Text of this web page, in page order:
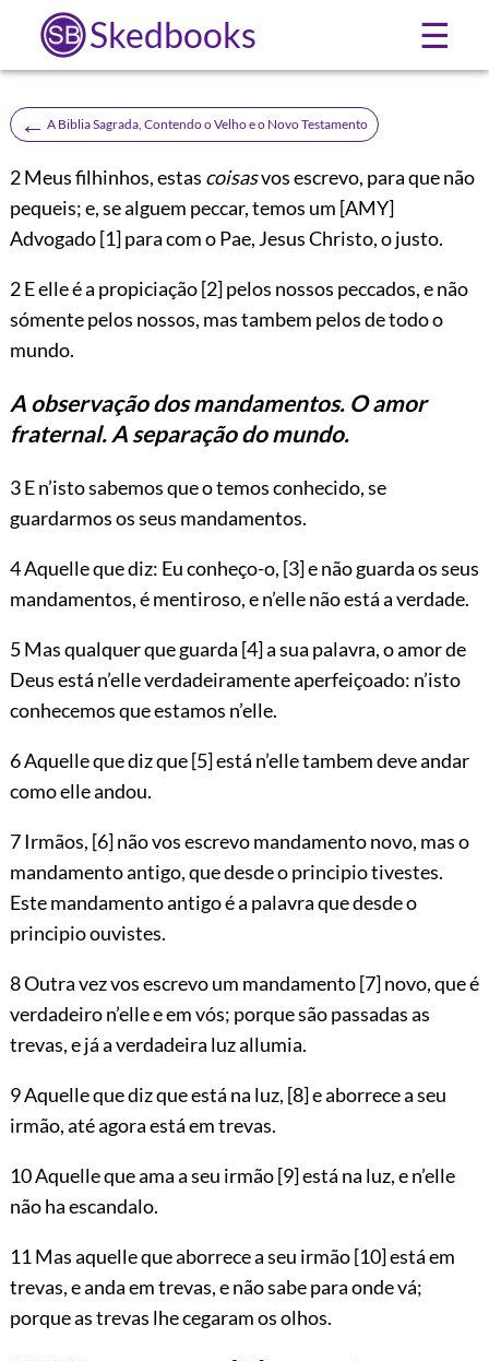
Skedbooks ☰
← A Biblia Sagrada, Contendo o Velho e o Novo Testamento
2Meus filhinhos, estas coisasvos escrevo, para que não
pequeis; e, se alguem peccar, temos um [AMY]
Advogado[1]para com o Pae, Jesus Christo, o justo.
2 E elle é a propiciação[2]pelos nossos peccados, e não
sómente pelos nossos, mas tambem pelos de todo o
mundo.
A observação dos mandamentos. O amor
fraternal. A separação do mundo.
3 E n’isto sabemos que o temos conhecido, se
guardarmos os seus mandamentos.
4 Aquelle que diz: Eu conheço-o, [3]e não guarda os seus
mandamentos, é mentiroso, e n’elle não está a verdade.
5 Mas qualquer que guarda [4]a sua palavra, o amor de
Deus está n’elle verdadeiramente aperfeiçoado: n’isto
conhecemos que estamos n’elle.
6 Aquelle que diz que[5]está n’elle tambem deve andar
como elle andou.
7 Irmãos, [6]não vos escrevo mandamento novo, mas o
mandamento antigo, que desde o principio tivestes.
Este mandamento antigo é a palavra que desde o
principio ouvistes.
8 Outra vez vos escrevo um mandamento[7]novo, que é
verdadeiro n’elle e em vós; porque são passadas as
trevas, e já a verdadeira luz allumia.
9 Aquelle que diz que está na luz, [8]e aborrece a seu
irmão, até agora está em trevas.
10 Aquelle que ama a seu irmão[9]está na luz, e n’elle
não ha escandalo.
11 Mas aquelle que aborrece a seu irmão[10]está em
trevas, e anda em trevas, e não sabe para onde vá;
porque as trevas lhe cegaram os olhos.